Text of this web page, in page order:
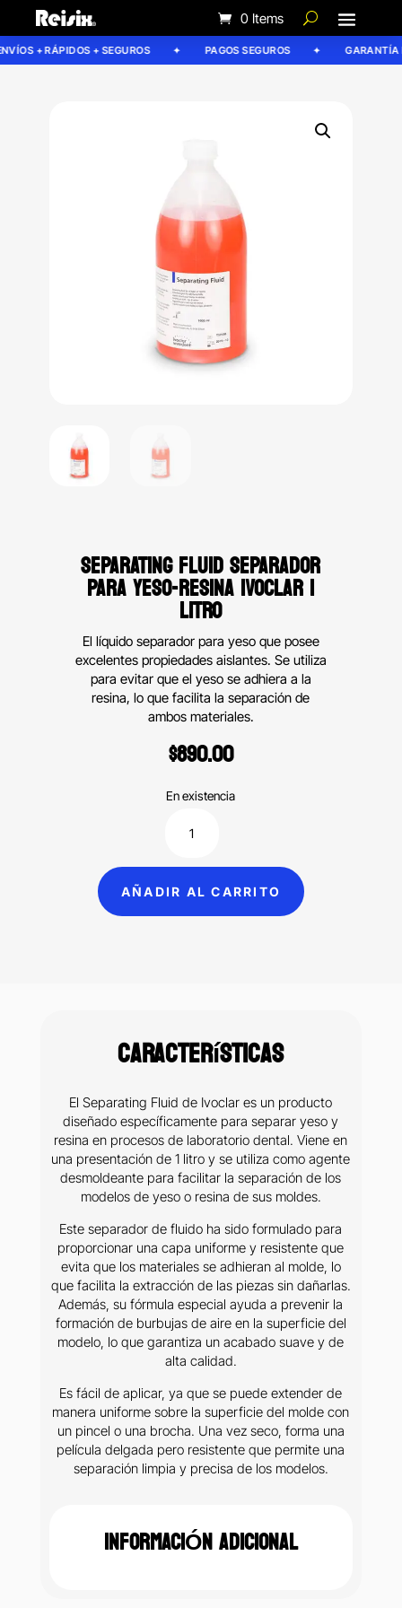
0 Items
+ RÁPIDOS + SEGUROS PAGOS SEGUROS GARANTÍA
SEPARATING FLUID SEPARADOR
PARA YESO-RESINA IVOCLAR 1
LITRO
El líquido separador para yeso que posee
excelentes propiedades aislantes. Se utiliza
para evitar que el yeso se adhiera a la
resina, lo que facilita la separación de
ambos materiales.
$890.00
En existencia
separador
para
yeso-
cantidad
AÑADIR AL CARRITO
Características
El Separating Fluid de Ivoclar es un producto
diseñado específicamente para separar yeso y
resina en procesos de laboratorio dental. Viene en
una presentación de 1 litro y se utiliza como agente
desmoldeante para facilitar la separación de los
modelos de yeso o resina de sus moldes.
Este separador de fluido ha sido formulado para
proporcionar una capa uniforme y resistente que
evita que los materiales se adhieran al molde, lo
que facilita la extracción de las piezas sin dañarlas.
Además, su fórmula especial ayuda a prevenir la
formación de burbujas de aire en la superficie del
modelo, lo que garantiza un acabado suave y de
alta calidad.
Es fácil de aplicar, ya que se puede extender de
manera uniforme sobre la superficie del molde con
un pincel o una brocha. Una vez seco, forma una
película delgada pero resistente que permite una
separación limpia y precisa de los modelos.
INFORMACIÓN ADICIONAL